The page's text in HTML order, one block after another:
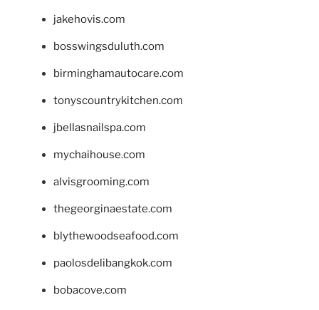
jakehovis.com
bosswingsduluth.com
birminghamautocare.com
tonyscountrykitchen.com
jbellasnailspa.com
mychaihouse.com
alvisgrooming.com
thegeorginaestate.com
blythewoodseafood.com
paolosdelibangkok.com
bobacove.com